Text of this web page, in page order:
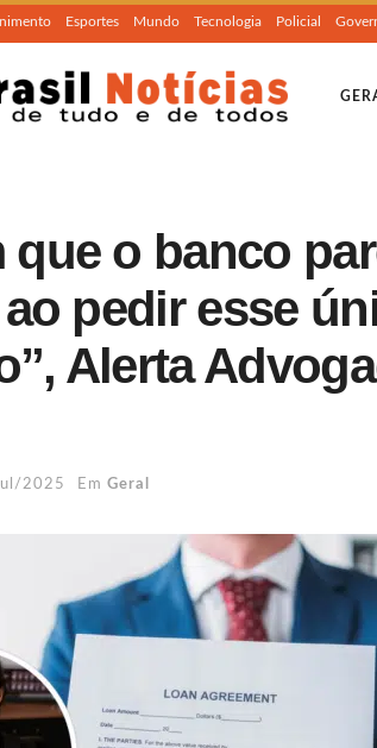
Esportes Mundo Tecnologia Policial
que o banco
pedir esse
Alerta
2025 Em Geral